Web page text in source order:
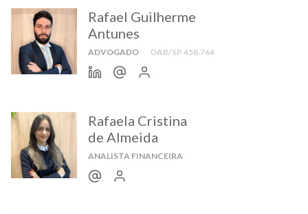
Rafael Guilherme
Antunes
ADVOGADO OAB/SP 458.764
Rafaela Cristina
de Almeida
ANALISTA FINANCEIRA